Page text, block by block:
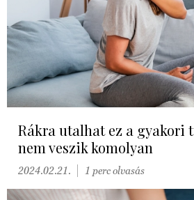
Rákra utalhat ez a gyakori
nem veszik komolyan
2024.02.21. 1 perc olvasás